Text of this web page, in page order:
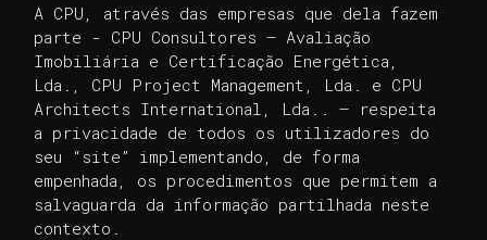
A CPU, através das empresas que dela fazem
parte - CPU Consultores – Avaliação
Imobiliária e Certificação Energética,
Lda., CPU Project Management, Lda. e CPU
Architects International, Lda.. – respeita
a privacidade de todos os utilizadores do
seu “site” implementando, de forma
empenhada, os procedimentos que permitem a
salvaguarda da informação partilhada neste
contexto.